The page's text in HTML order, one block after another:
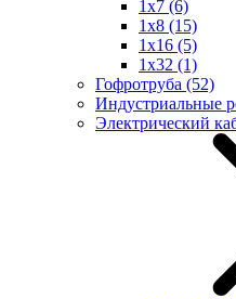
1x7 (6)
1x8 (15)
1x16 (5)
1x32 (1)
Гофротруба (52)
Индустриальные
Электрический